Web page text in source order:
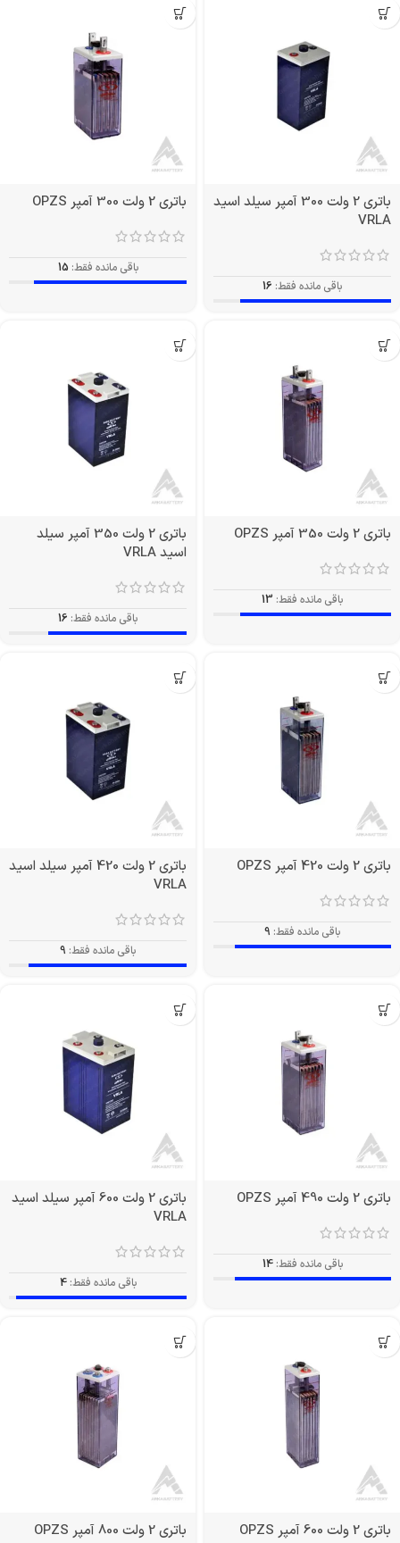
باتری 2 ولت 300 آمپر سیلد اسید
VRLA
باقی مانده فقط: 16
باتری 2 ولت 300 آمپر OPZS
باقی مانده فقط: 15
باتری 2 ولت 350 آمپر OPZS
باقی مانده فقط: 13
باتری 2 ولت 350 آمپر سیلد
اسید VRLA
باقی مانده فقط: 16
باتری 2 ولت 420 آمپر OPZS
باقی مانده فقط: 9
باتری 2 ولت 420 آمپر سیلد اسید
VRLA
باقی مانده فقط: 9
باتری 2 ولت 490 آمپر OPZS
باقی مانده فقط: 14
باتری 2 ولت 600 آمپر سیلد اسید
VRLA
باقی مانده فقط: 4
باتری 2 ولت 600 آمپر OPZS باتری 2 ولت 800 آمپر OPZS